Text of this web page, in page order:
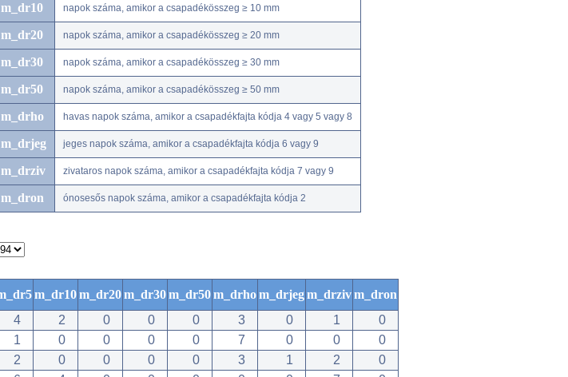
m_dr10 napok száma, amikor a csapadékösszeg ≥ 10 mm
m_dr20 napok száma, amikor a csapadékösszeg ≥ 20 mm
m_dr30 napok száma, amikor a csapadékösszeg ≥ 30 mm
m_dr50 napok száma, amikor a csapadékösszeg ≥ 50 mm
m_drho havas napok száma, amikor a csapadékfajta kódja 4 vagy 5 vagy 8
m_drjeg jeges napok száma, amikor a csapadékfajta kódja 6 vagy 9
m_drziv zivataros napok száma, amikor a csapadékfajta kódja 7 vagy 9
m_dron ónosesős napok száma, amikor a csapadékfajta kódja 2
m_dr10 m_dr20 m_dr30 m_dr50 m_drho m_drjeg m_drziv m_dron
4 2 0 0 0 3 0 1
0
1 0 0 0 0 7 0 0
0
2 0 0 0 0 3 1 2
0